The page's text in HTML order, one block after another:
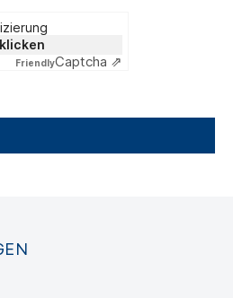
FriendlyCaptcha ⇗